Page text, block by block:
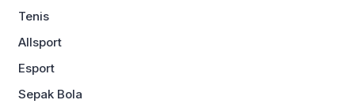
Tenis
Allsport
Esport
Sepak Bola